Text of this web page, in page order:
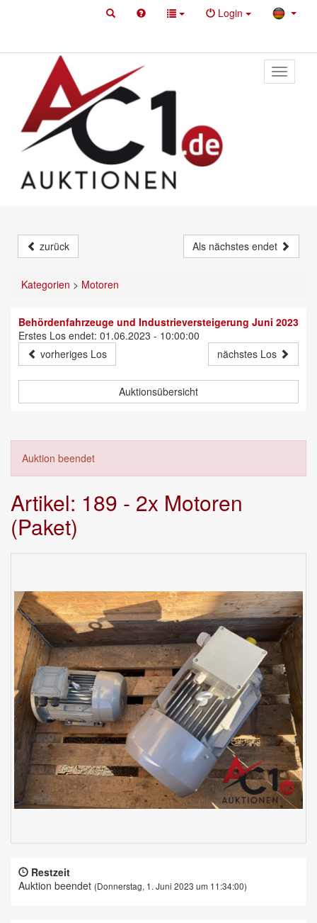
Login
Toggle
primary
zurück Als nächstes endet
Kategorien > Motoren
Behördenfahrzeuge und Industrieversteigerung Juni 2023
Erstes Los endet: 01.06.2023 - 10:00:00
vorheriges Los
nächstes Los
Auktionsübersicht
Auktion beendet
Artikel: 189 - 2x Motoren
(Paket)
Restzeit
Auktion beendet (Donnerstag, 1. Juni 2023 um 11:34:00)